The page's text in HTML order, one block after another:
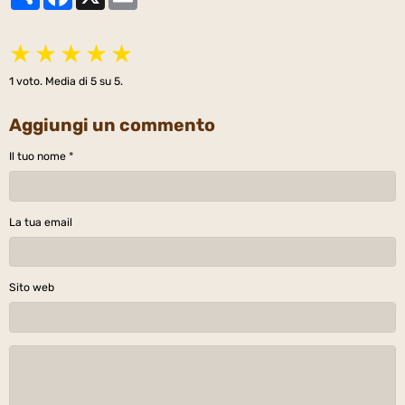
★ ★ ★ ★ ★
1 voto. Media di 5 su 5.
Aggiungi un commento
Il tuo nome
La tua email
Sito web